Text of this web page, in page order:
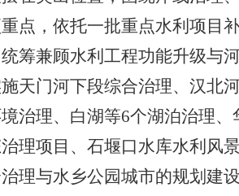
点 ， 依托一批重点水利项目
筹兼顾水利工程功能升级与
天门河下段综合治理、 汉北
治理、白湖等6个湖泊治理、
理项目、石堰口水库水利风
理与水乡公园城市的规划建